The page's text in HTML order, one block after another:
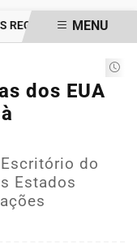
MENU
dos EUA
do
Estados